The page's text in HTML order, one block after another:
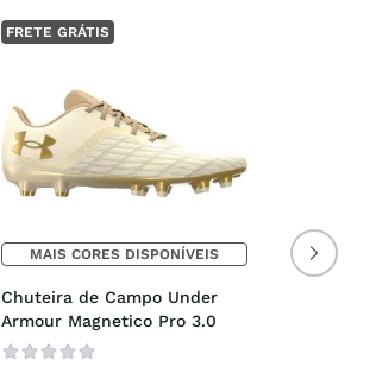
FRETE GRÁTIS
MAIS CORES DISPONÍVEIS
Chuteira de Campo Under
Armour Magnetico Pro 3.0